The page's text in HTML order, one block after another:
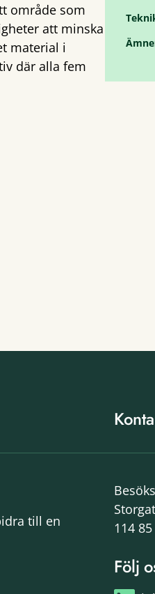
område som
att minska
material i
där alla fem
till en
114
Följ